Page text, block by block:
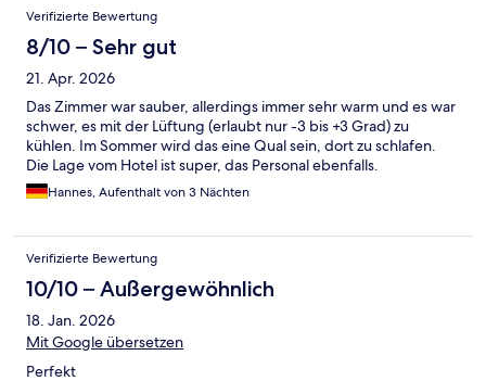
Verifizierte Bewertung
8/10 – Sehr gut
21. Apr. 2026
Das Zimmer war sauber, allerdings immer sehr warm und es war
schwer, es mit der Lüftung (erlaubt nur -3 bis +3 Grad) zu
kühlen. Im Sommer wird das eine Qual sein, dort zu schlafen.
Die Lage vom Hotel ist super, das Personal ebenfalls.
Hannes, Aufenthalt von 3 Nächten
Verifizierte Bewertung
10/10 – Außergewöhnlich
18. Jan. 2026
Mit Google übersetzen
Perfekt